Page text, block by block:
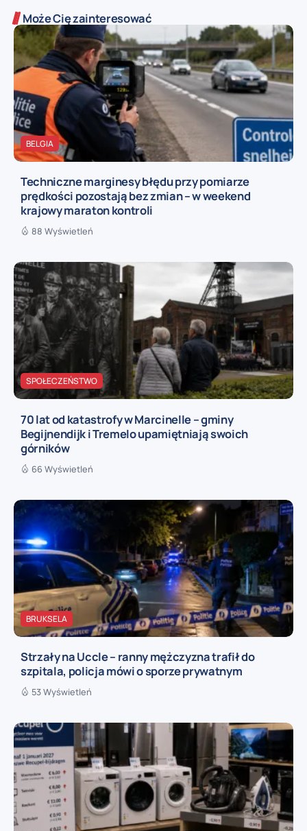
Może Cię zainteresować
BELGIA
Techniczne marginesy błędu przy pomiarze
prędkości pozostają bez zmian – w weekend
krajowy maraton kontroli
88 Wyświetleń
SPOŁECZEŃSTWO
70 lat od katastrofy w Marcinelle – gminy
Begijnendijk i Tremelo upamiętniają swoich
górników
66 Wyświetleń
BRUKSELA
Strzały na Uccle – ranny mężczyzna trafił do
szpitala, policja mówi o sporze prywatnym
53 Wyświetleń